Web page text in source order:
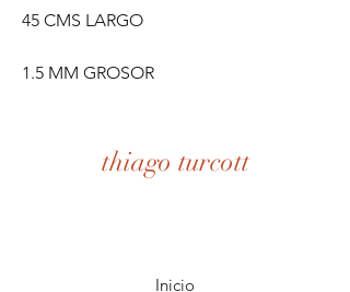
45 CMS LARGO
1.5 MM GROSOR
thiago turcott
Inicio